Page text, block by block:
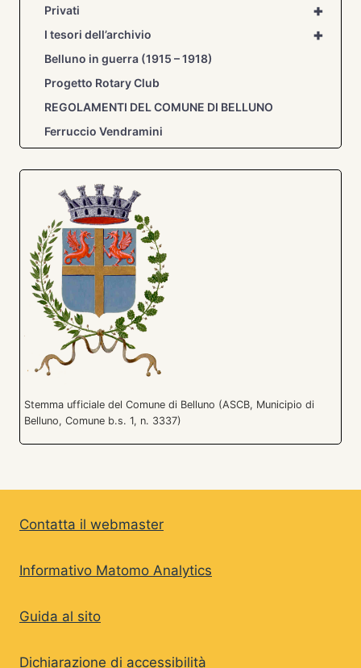
+
Privati
+
I tesori dell’archivio
Belluno in guerra (1915 – 1918)
Progetto Rotary Club
REGOLAMENTI DEL COMUNE DI BELLUNO
Ferruccio Vendramini
Stemma ufficiale del Comune di Belluno (ASCB, Municipio di
Belluno, Comune b.s. 1, n. 3337)
Contatta il webmaster
Informativo Matomo Analytics
Guida al sito
Dichiarazione di accessibilità